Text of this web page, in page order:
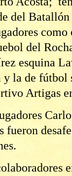
del
del
esquina
la de fútbol
Artigas
fueron